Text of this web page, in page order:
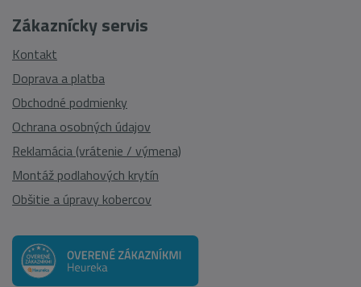
Zákaznícky servis
Kontakt
Doprava a platba
Obchodné podmienky
Ochrana osobných údajov
Reklamácia (vrátenie / výmena)
Montáž podlahových krytín
Obšitie a úpravy kobercov